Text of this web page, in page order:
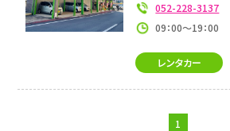
052-228-3137
09：00～19：00
レンタカー
1